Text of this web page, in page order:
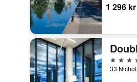
1 296 kr
4